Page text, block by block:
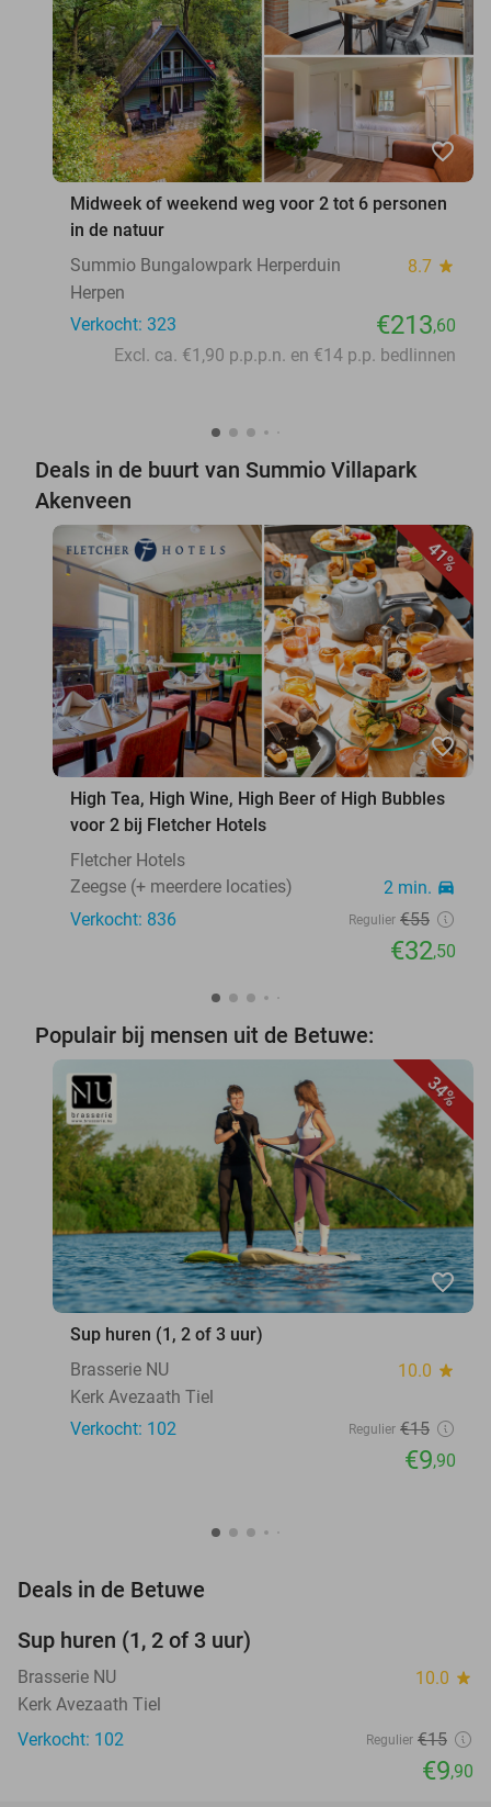
favorite_border
Midweek of weekend weg voor 2 tot 6 personen
in de natuur
Summio Bungalowpark Herperduin
8.7 star
Herpen
Verkocht: 323
€213,60
Excl. ca. €1,90 p.p.p.n. en €14 p.p. bedlinnen
Deals in de buurt van Summio Villapark
Akenveen
41%
favorite_border
High Tea, High Wine, High Beer of High Bubbles
voor 2 bij Fletcher Hotels
Fletcher Hotels
Zeegse (+ meerdere locaties)
2 min. directions_car
Verkocht: 836 Regulier €55
€32,50
Populair bij mensen uit de Betuwe:
34%
favorite_border
Sup huren (1, 2 of 3 uur)
Brasserie NU
10.0 star
Kerk Avezaath Tiel
Verkocht: 102
Regulier €15
€9,90
Deals in de Betuwe
Sup huren (1, 2 of 3 uur)
Brasserie NU 10.0 star
Kerk Avezaath Tiel
Verkocht: 102
Regulier €15
€9,90